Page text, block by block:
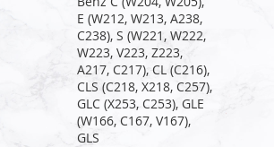
E (W212, W213, A238,
C238), S (W221, W222,
W223, V223, Z223,
A217, C217), CL (C216),
CLS (C218, X218, C257),
GLC (X253, C253), GLE
(W166, C167, V167),
GLS